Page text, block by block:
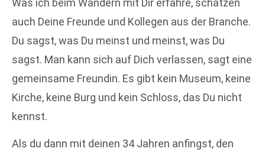
auch Deine Freunde und Kollegen aus der Branche.
Du sagst, was Du meinst und meinst, was Du
sagst. Man kann sich auf Dich verlassen, sagt eine
gemeinsame Freundin. Es gibt kein Museum, keine
Kirche, keine Burg und kein Schloss, das Du nicht
kennst.
Als du dann mit deinen 34 Jahren anfingst, den